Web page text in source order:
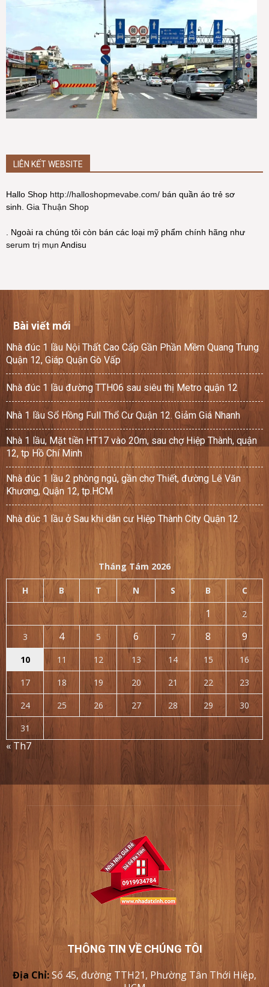
LIÊN KẾT WEBSITE
Hallo Shop http://halloshopmevabe.com/ bán quần áo trẻ sơ
sinh. Gia Thuận Shop
. Ngoài ra chúng tôi còn bán các loại mỹ phẩm chính hãng như
serum trị mụn Andisu
Bài viết mới
Nhà đúc 1 lầu Nội Thất Cao Cấp Gần Phần Mềm Quang Trung
Quận 12, Giáp Quận Gò Vấp
Nhà đúc 1 lầu đường TTH06 sau siêu thị Metro quận 12
Nhà 1 lầu Sổ Hồng Full Thổ Cư Quận 12. Giảm Giá Nhanh
Nhà 1 lầu, Mặt tiền HT17 vào 20m, sau chợ Hiệp Thành, quận
12, tp Hồ Chí Minh
Nhà đúc 1 lầu 2 phòng ngủ, gần chợ Thiết, đường Lê Văn
Khương, Quận 12, tp.HCM
Nhà đúc 1 lầu ở Sau khi dân cư Hiệp Thành City Quận 12
Tháng Tám 2026
H B T N S B C
1
2
3
4 5 6 7 8 9
10 11 12 13 14 15
16
17
18 19 20 21 22
23
24
25 26 27 28 29
30
31
« Th7
THÔNG TIN VỀ CHÚNG TÔI
Địa Chỉ:Số 45, đường TTH21, Phường Tân Thới Hiệp,